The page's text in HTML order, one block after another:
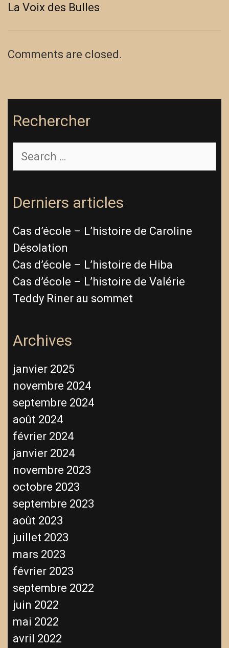
La Voix des Bulles
Comments are closed.
Rechercher
Derniers articles
Cas d’école – L’histoire de Caroline
Désolation
Cas d’école – L’histoire de Hiba
Cas d’école – L’histoire de Valérie
Teddy Riner au sommet
Archives
janvier 2025
novembre 2024
septembre 2024
août 2024
février 2024
janvier 2024
novembre 2023
octobre 2023
septembre 2023
août 2023
juillet 2023
mars 2023
février 2023
septembre 2022
juin 2022
mai 2022
avril 2022